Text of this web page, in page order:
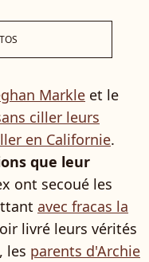
Markle et le
ciller leurs
en Californie.
que leur
ont secoué les
avec fracas la
livré leurs vérités
les parents d'Archie